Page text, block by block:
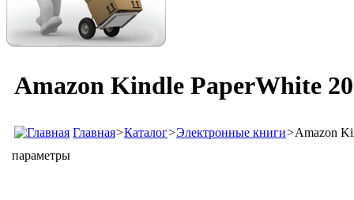
Amazon Kindle PaperWhite
Главная>Каталог>Электронные книги>Amazon
параметры